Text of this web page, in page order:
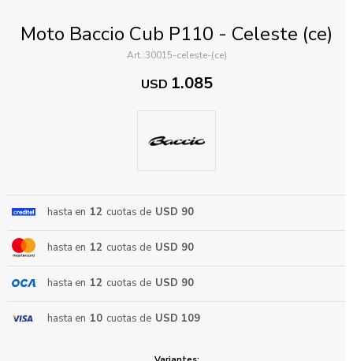
Moto Baccio Cub P110 - Celeste (ce)
30015-celeste-(ce)
USD 1.085
hasta en 12 cuotas de USD 90
hasta en 12 cuotas de USD 90
hasta en 12 cuotas de USD 90
hasta en 10 cuotas de USD 109